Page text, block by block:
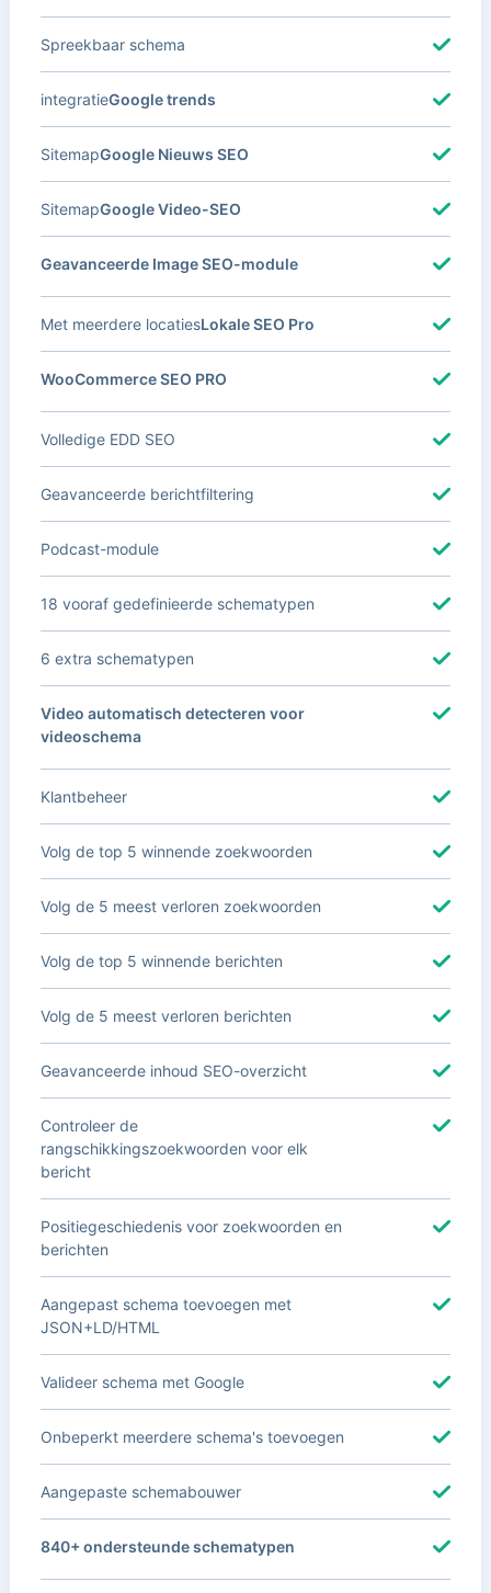
Spreekbaar schema
Google trends
integratie
Google Nieuws SEO
Sitemap
Google Video-SEO
Sitemap
Geavanceerde Image SEO-module
Lokale SEO Pro
Met meerdere locaties
WooCommerce SEO PRO
Volledige EDD SEO
Geavanceerde berichtfiltering
Podcast-module
18 vooraf gedefinieerde schematypen
6 extra schematypen
Video automatisch detecteren voor
videoschema
Klantbeheer
Volg de top 5 winnende zoekwoorden
Volg de 5 meest verloren zoekwoorden
Volg de top 5 winnende berichten
Volg de 5 meest verloren berichten
Geavanceerde inhoud SEO-overzicht
Controleer de
rangschikkingszoekwoorden voor elk
bericht
Positiegeschiedenis voor zoekwoorden en
berichten
Aangepast schema toevoegen met
JSON+LD/HTML
Valideer schema met Google
Onbeperkt meerdere schema's toevoegen
Aangepaste schemabouwer
840+ ondersteunde schematypen